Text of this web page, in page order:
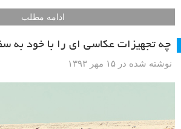
ادامه مطلب
چه تجهیزات عکاسی ای را با خود به
نوشته شده در ۱۵ مهر ۱۳۹۳